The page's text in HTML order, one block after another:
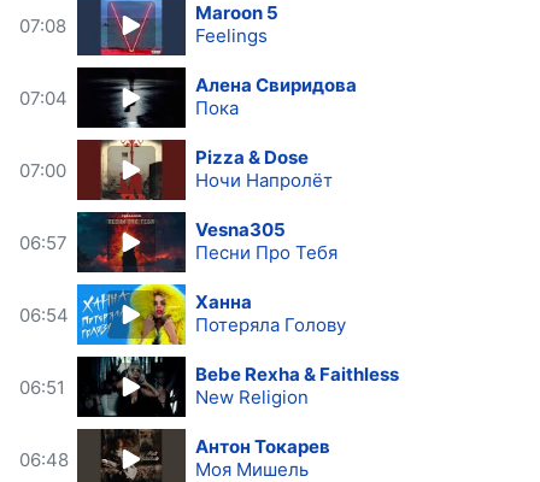
07:08
Maroon 5
Feelings
07:04
Алена Свиридова
Пока
07:00
Pizza & Dose
Ночи Напролёт
06:57
Vesna305
Песни Про Тебя
06:54
Ханна
Потеряла Голову
06:51
Bebe Rexha & Faithless
New Religion
06:48
Антон Токарев
Моя Мишель